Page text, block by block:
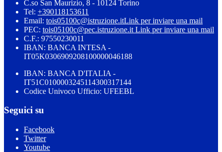
C.so San Maurizio, 8 - 10124 Torino
Tel: +390118153611
Email: tois05100c@istruzione.itLink per inviare una mail
PEC: tois05100c@pec.istruzione.it Link per inviare una mail
C.F.: 97550230011
IBAN: BANCA INTESA -
IT05K0306909208100000046188
IBAN: BANCA D'ITALIA -
IT51C0100003245114300317144
Codice Univoco Ufficio: UFEEBL
Seguici su
Facebook
Twitter
Youtube